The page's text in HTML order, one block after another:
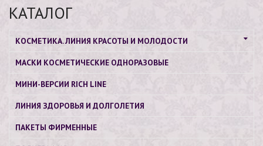
КАТАЛОГ
КОСМЕТИКА. ЛИНИЯ КРАСОТЫ И МОЛОДОСТИ
МАСКИ КОСМЕТИЧЕСКИЕ ОДНОРАЗОВЫЕ
МИНИ-ВЕРСИИ RICH LINE
ЛИНИЯ ЗДОРОВЬЯ И ДОЛГОЛЕТИЯ
ПАКЕТЫ ФИРМЕННЫЕ